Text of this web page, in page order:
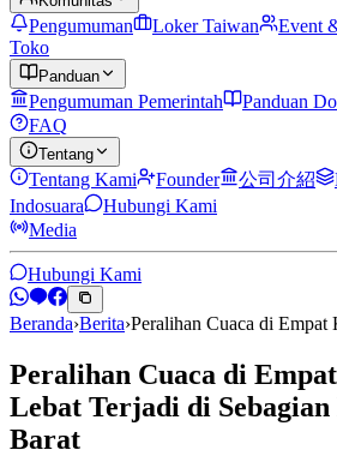
Pengumuman Loker Taiwan Event
Toko
Panduan
Pengumuman Pemerintah Panduan
FAQ
Tentang
Tentang Kami Founder 公司介紹
Indosuara
Hubungi Kami
Media
Hubungi Kami
Beranda›Berita›Peralihan Cuaca di
Peralihan Cuaca di
Lebat Terjadi di
Barat